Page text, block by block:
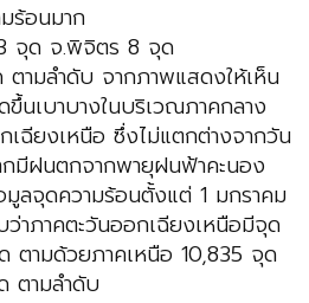
ร้อนมาก
จุด จ.พิจิตร 8 จุด
ามลำดับ จากภาพแสดงให้เห็น
นเบาบางในบริเวณภาคกลาง
ฉียงเหนือ ซึ่งไม่แตกต่างจากวัน
มีฝนตกจากพายุฝนฟ้าคะนอง
ลจุดความร้อนตั้งแต่ 1 มกราคม
ภาคตะวันออกเฉียงเหนือมีจุด
ตามด้วยภาคเหนือ 10,835 จุด
ตามลำดับ